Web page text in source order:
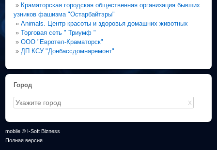
» Краматорская городская общественная организация бывших
узников фашизма "Остарбайтэры"
»Animals. Центр красоты и здоровья домашних животных
»Торговая сеть " Триумф "
»ООО "Евротел-Краматорск"
» ДП КСУ "Донбассдомнаремонт"
Город
X
mobile © I-Soft Bizness
Полная версия